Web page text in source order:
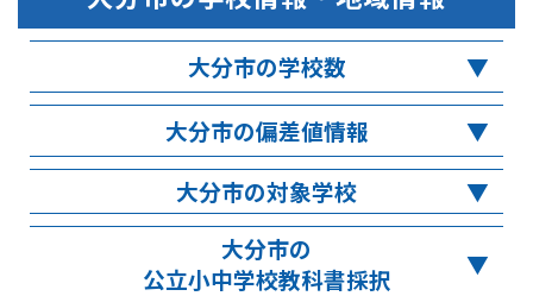
大分市の学校数
大分市の偏差値情報
大分市の対象学校
大分市の
公立小中学校教科書採択